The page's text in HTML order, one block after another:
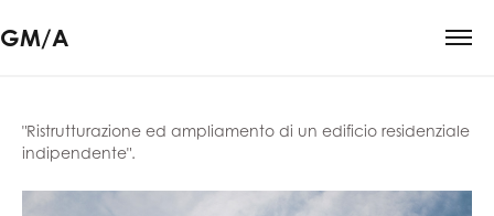
GM/A
"Ristrutturazione ed ampliamento di un edificio residenziale
indipendente".